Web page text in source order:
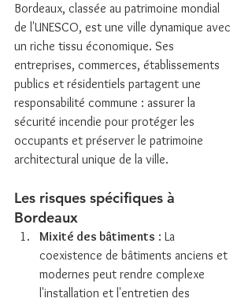
Bordeaux, classée au patrimoine mondial
de l'UNESCO, est une ville dynamique avec
un riche tissu économique. Ses
entreprises, commerces, établissements
publics et résidentiels partagent une
responsabilité commune : assurer la
sécurité incendie pour protéger les
occupants et préserver le patrimoine
architectural unique de la ville.
Les risques spécifiques à
Bordeaux
Mixité des bâtiments : La
coexistence de bâtiments anciens et
modernes peut rendre complexe
l'installation et l'entretien des